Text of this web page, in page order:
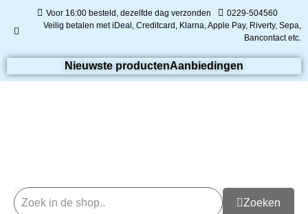
Voor 16:00 besteld, dezelfde dag verzonden
0229-504560
Veilig betalen met iDeal, Creditcard, Klarna, Apple Pay, Riverty, Sepa,
Bancontact etc.
Nieuwste productenAanbiedingen
Zoeken